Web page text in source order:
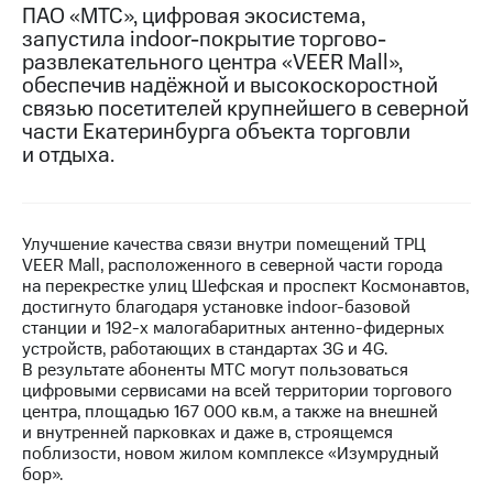
Контакты
Медиа-центр
Пресс-
релизы
МТС
Интервью
Финансовая
отчетность
Контакты
Новости
в
регионе
ПАО «МТС», цифровая экосистема,
запустила indoor-покрытие торгово-
развлекательного центра «VEER Mall»,
обеспечив надёжной и высокоскоростной
связью посетителей крупнейшего в северной
части Екатеринбурга объекта торговли
и отдыха.
Улучшение качества связи внутри помещений ТРЦ
VEER Mall, расположенного в северной части города
на перекрестке улиц Шефская и проспект Космонавтов,
достигнуто благодаря установке indoor-базовой
станции и 192-х малогабаритных антенно-фидерных
устройств, работающих в стандартах 3G и 4G.
В результате абоненты МТС могут пользоваться
цифровыми сервисами на всей территории торгового
центра, площадью 167 000 кв.м, а также на внешней
и внутренней парковках и даже в, строящемся
поблизости, новом жилом комплексе «Изумрудный
бор».